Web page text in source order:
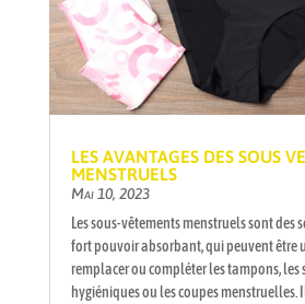
LES AVANTAGES DES SOUS
MENSTRUELS
Mai 10, 2023
Les sous-vêtements menstruels sont des
fort pouvoir absorbant, qui peuvent être
remplacer ou compléter les tampons, les
hygiéniques ou les coupes menstruelles.